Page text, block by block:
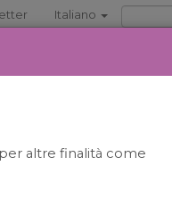
Italiano
altre finalità come